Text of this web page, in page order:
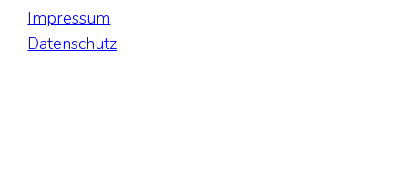
Impressum
Datenschutz